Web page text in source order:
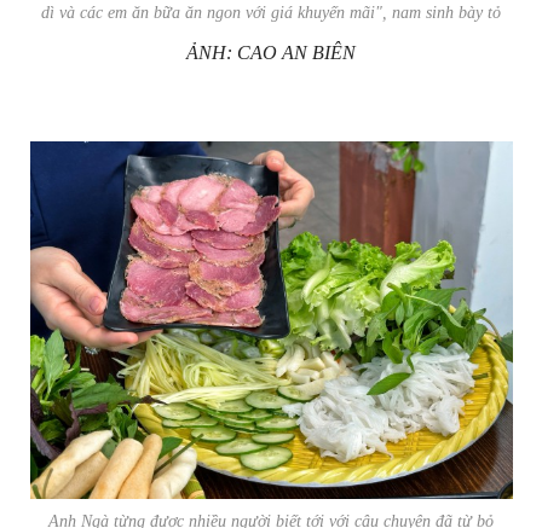
dì và các em ăn bữa ăn ngon với giá khuyến mãi", nam sinh bày tỏ
ẢNH: CAO AN BIÊN
Anh Ngà từng được nhiều người biết tới với câu chuyện đã từ bỏ